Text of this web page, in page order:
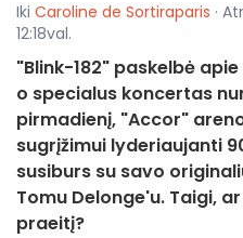
Iki Caroline de Sortiraparis ·
12:18val.
"Blink-182" paskelbė
o specialus koncertas
pirmadienį, "Accor"
sugrįžimui lyderiaujanti
susiburs su savo
Tomu Delonge'u. Taigi,
praeitį?